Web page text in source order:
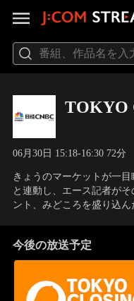
TOKYO
06月30日 15:18-16:30 72分
きょうのマーケットが一
と連動し、エース記者が
ント、みどころを盛り込ん
今後の放送予定